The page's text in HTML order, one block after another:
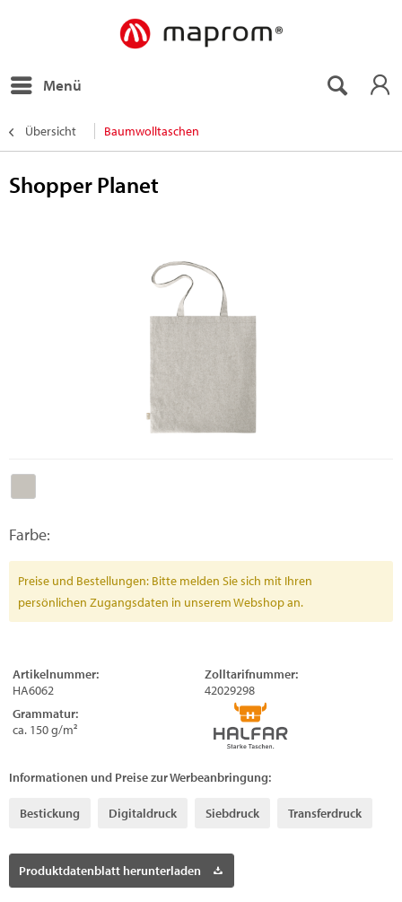
Menü
Übersicht Baumwolltaschen
Shopper Planet
Farbe:
Preise und Bestellungen: Bitte melden Sie sich mit Ihren
persönlichen Zugangsdaten in unserem Webshop an.
Artikelnummer:
HA6062
Zolltarifnummer:
42029298
Grammatur:
ca. 150 g/m²
Informationen und Preise zur Werbeanbringung:
Bestickung Digitaldruck Siebdruck Transferdruck
Produktdatenblatt herunterladen